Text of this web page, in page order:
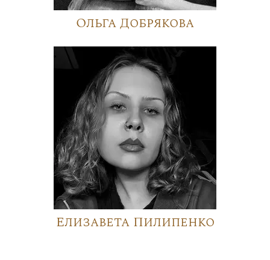
Ольга Добрякова
Елизавета Пилипенко